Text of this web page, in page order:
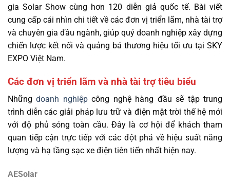
gia Solar Show cùng hơn 120 diễn giả quốc tế. Bài viết
cung cấp cái nhìn chi tiết về các đơn vị triển lãm, nhà tài trợ
và chuyên gia đầu ngành, giúp quý doanh nghiệp xây dựng
chiến lược kết nối và quảng bá thương hiệu tối ưu tại SKY
EXPO Việt Nam.
Các đơn vị triển lãm và nhà tài trợ tiêu biểu
Nhữngdoanh nghiệpcông nghệ hàng đầu sẽ tập trung
trình diễn các giải pháp lưu trữ và điện mặt trời thế hệ mới
với độ phủ sóng toàn cầu. Đây là cơ hội để khách tham
quan tiếp cận trực tiếp với các đột phá về hiệu suất năng
lượng và hạ tầng sạc xe điện tiên tiến nhất hiện nay.
AESolar